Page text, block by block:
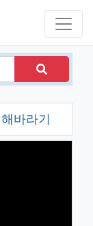
바라기